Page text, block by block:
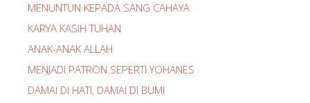
MENUNTUN KEPADA SANG CAHAYA
KARYA KASIH TUHAN
ANAK-ANAK ALLAH
MENJADI PATRON SEPERTI YOHANES
DAMAI DI HATI, DAMAI DI BUMI